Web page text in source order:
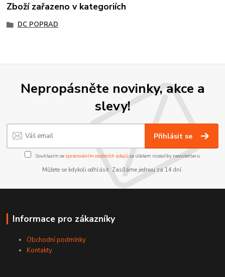
Zboží zařazeno v kategoriích
DC POPRAD
Nepropásněte novinky, akce a
slevy!
Přihlásit se
Souhlasím se zpracováním osobních údajůza účelem rozesílky newsletteru.
Můžete se kdykoli odhlásit. Zasíláme jednou za 14 dní.
Informace pro zákazníky
Obchodní podmínky
Kontakty